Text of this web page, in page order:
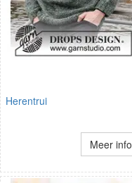
Herentrui
Meer info